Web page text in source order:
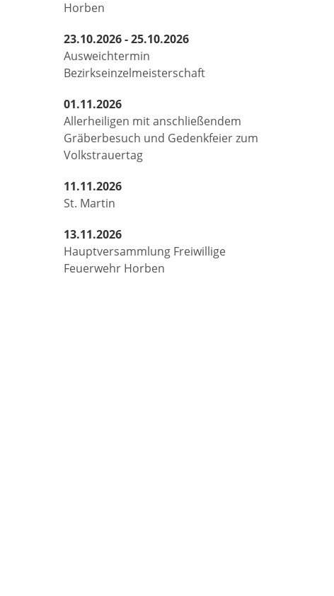
Horben
23.10.2026 - 25.10.2026
Ausweichtermin
Bezirkseinzelmeisterschaft
01.11.2026
Allerheiligen mit anschließendem
Gräberbesuch und Gedenkfeier zum
Volkstrauertag
11.11.2026
St. Martin
13.11.2026
Hauptversammlung Freiwillige
Feuerwehr Horben